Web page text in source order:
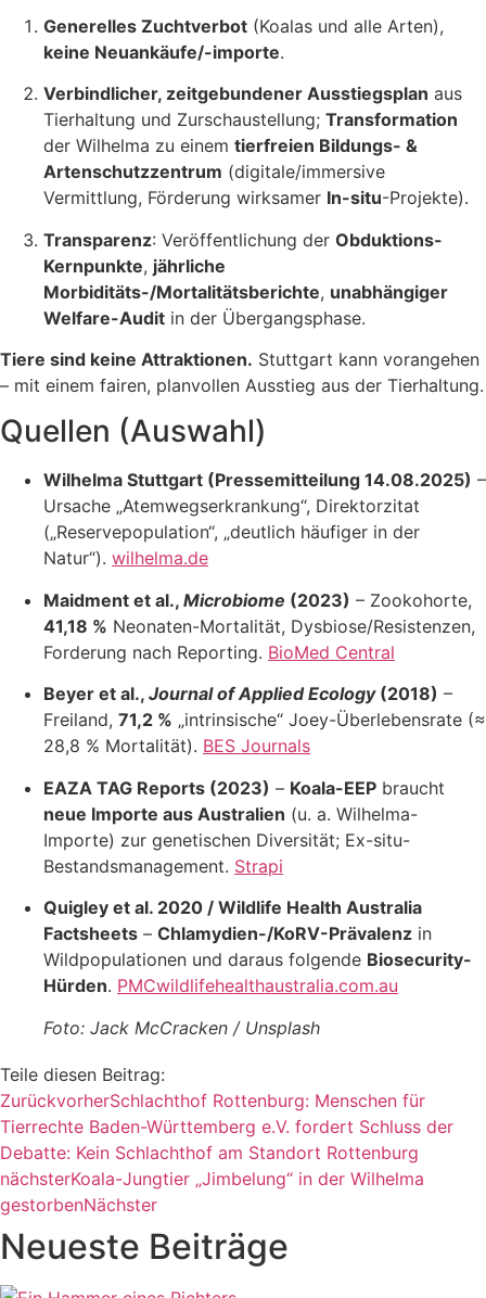
Generelles Zuchtverbot (Koalas und alle Arten),
keine Neuankäufe/-importe.
Verbindlicher, zeitgebundener Ausstiegsplan aus
Tierhaltung und Zurschaustellung; Transformation
der Wilhelma zu einem tierfreien Bildungs- &
Artenschutzzentrum (digitale/immersive
Vermittlung, Förderung wirksamer In-situ-Projekte).
Transparenz: Veröffentlichung der Obduktions-
Kernpunkte, jährliche
Morbiditäts-/Mortalitätsberichte, unabhängiger
Welfare-Audit in der Übergangsphase.
Tiere sind keine Attraktionen. Stuttgart kann vorangehen
– mit einem fairen, planvollen Ausstieg aus der Tierhaltung.
Quellen (Auswahl)
Wilhelma Stuttgart (Pressemitteilung 14.08.2025) –
Ursache „Atemwegserkrankung“, Direktorzitat
(„Reservepopulation“, „deutlich häufiger in der
Natur“). wilhelma.de
Maidment et al., Microbiome (2023) – Zookohorte,
41,18 % Neonaten-Mortalität, Dysbiose/Resistenzen,
Forderung nach Reporting. BioMed Central
Beyer et al., Journal of Applied Ecology(2018) –
Freiland, 71,2 % „intrinsische“ Joey-Überlebensrate (≈
28,8 % Mortalität). BES Journals
EAZA TAG Reports (2023) – Koala-EEP braucht
neue Importe aus Australien (u. a. Wilhelma-
Importe) zur genetischen Diversität; Ex-situ-
Bestandsmanagement. Strapi
Quigley et al. 2020 / Wildlife Health Australia
Factsheets – Chlamydien-/KoRV-Prävalenz in
Wildpopulationen und daraus folgende Biosecurity-
Hürden. PMCwildlifehealthaustralia.com.au
Foto: Jack McCracken / Unsplash
Teile diesen Beitrag:
ZurückvorherSchlachthof Rottenburg: Menschen für
Tierrechte Baden-Württemberg e.V. fordert Schluss der
Debatte: Kein Schlachthof am Standort Rottenburg
nächsterKoala-Jungtier „Jimbelung“ in der Wilhelma
gestorbenNächster
Neueste Beiträge